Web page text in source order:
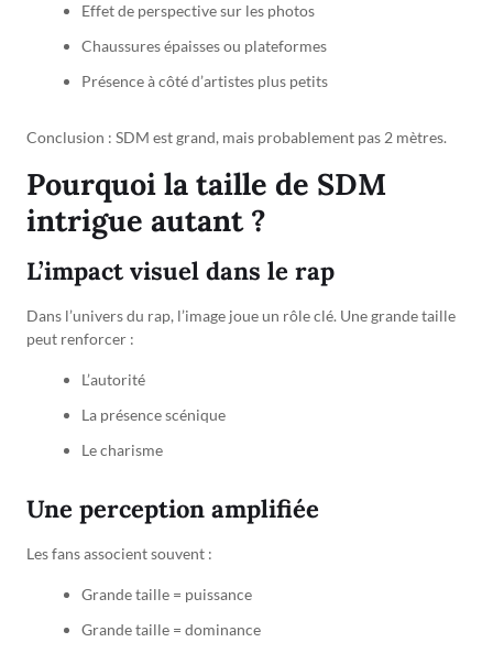
Effet de perspective sur les photos
Chaussures épaisses ou plateformes
Présence à côté d’artistes plus petits
Conclusion : SDM est grand, mais probablement pas 2 mètres.
Pourquoi la taille de SDM
intrigue autant ?
L’impact visuel dans le rap
Dans l’univers du rap, l’image joue un rôle clé. Une grande taille
peut renforcer :
L’autorité
La présence scénique
Le charisme
Une perception amplifiée
Les fans associent souvent :
Grande taille = puissance
Grande taille = dominance